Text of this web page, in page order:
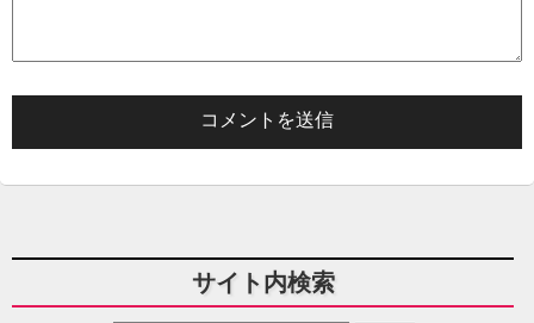
サイト内検索